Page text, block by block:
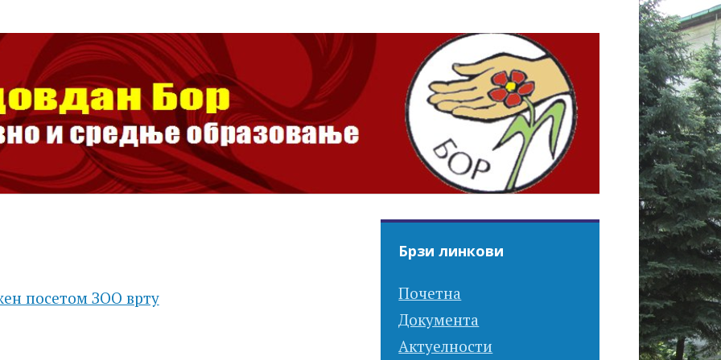
Бор
образовање
посетом ЗОО врту
Брзи линкови
Почетна
Документа
Актуелности